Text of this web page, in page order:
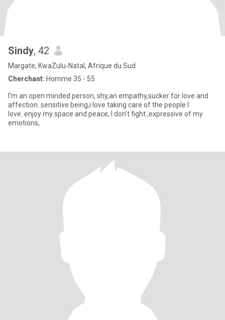
Sindy, 42
Margate, KwaZulu-Natal, Afrique du Sud
Cherchant: Homme 35 - 55
I'm an open minded person, shy,an empathy,sucker for love and
affection..sensitive being,i love taking care of the people I
love..enjoy my space and peace, I don't fight ,expressive of my
emotions,